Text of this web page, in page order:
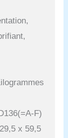
F)
x 59,5